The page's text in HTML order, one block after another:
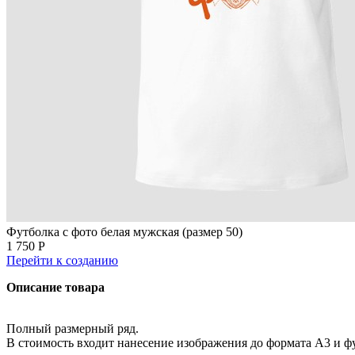
Футболка с фото белая мужская (размер 50)
1 750 Р
Перейти к созданию
Описание товара
Полный размерный ряд.
В стоимость входит нанесение изображения до формата А3 и